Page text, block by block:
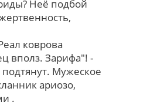
Неё подбой
коврова
вполз. Зарифа"! -
Мужеское
ариозо,
.